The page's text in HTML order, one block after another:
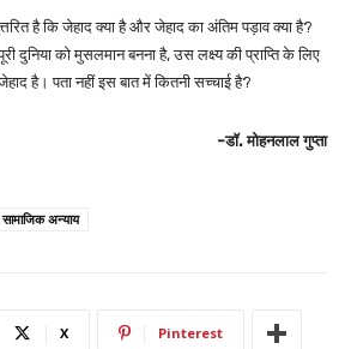
है कि जेहाद क्या है और जेहाद का अंतिम पड़ाव क्या है?
दुनिया को मुसलमान बनना है, उस लक्ष्य की प्राप्ति के लिए
है। पता नहीं इस बात में कितनी सच्चाई है?
-डॉ. मोहनलाल गुप्ता
सामाजिक अन्याय
X Pinterest